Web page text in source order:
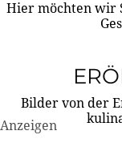
Hier möchten wir
Bilder von der
Anzeigen